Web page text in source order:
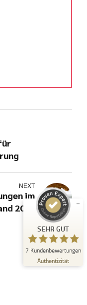
NEXT
im
2023
SEHR GUT
7 Kundenbewertungen
Authentizität
funke.de
ProvenExpert.com
7
auf ProvenExpert.com
über dieses Bewertungssiegel
21.07.2025